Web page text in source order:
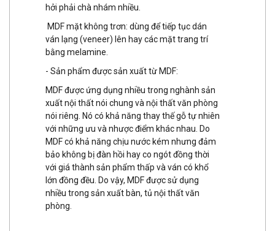
hởi phải chà nhám nhiều.
MDF mặt không trơn: dùng để tiếp tục dán
ván lạng (veneer) lên hay các mặt trang trí
bằng melamine.
- Sản phẩm được sản xuất từ MDF:
MDF được ứng dụng nhiều trong nghành sản
xuất nội thất nói chung và nội thất văn phòng
nói riêng. Nó có khả năng thay thế gỗ tự nhiên
với những ưu và nhược điểm khác nhau. Do
MDF có khả năng chịu nước kém nhưng đảm
bảo không bị đàn hồi hay co ngót đồng thời
với giá thành sản phẩm thấp và ván có khổ
lớn đồng đều. Do vậy, MDF được sử dụng
nhiều trong sản xuất bàn, tủ nội thất văn
phòng.